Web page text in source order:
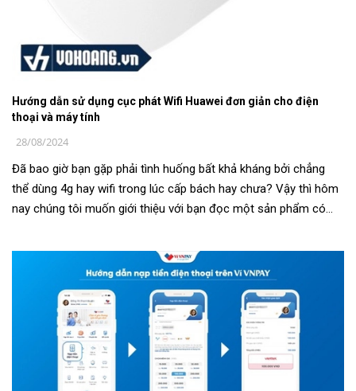
Hướng dẫn sử dụng cục phát Wifi Huawei đơn giản cho điện
thoại và máy tính
28/08/2024
Đã bao giờ bạn gặp phải tình huống bất khả kháng bởi chẳng
thể dùng 4g hay wifi trong lúc cấp bách hay chưa? Vậy thì hôm
nay chúng tôi muốn giới thiệu với bạn đọc một sản phẩm có